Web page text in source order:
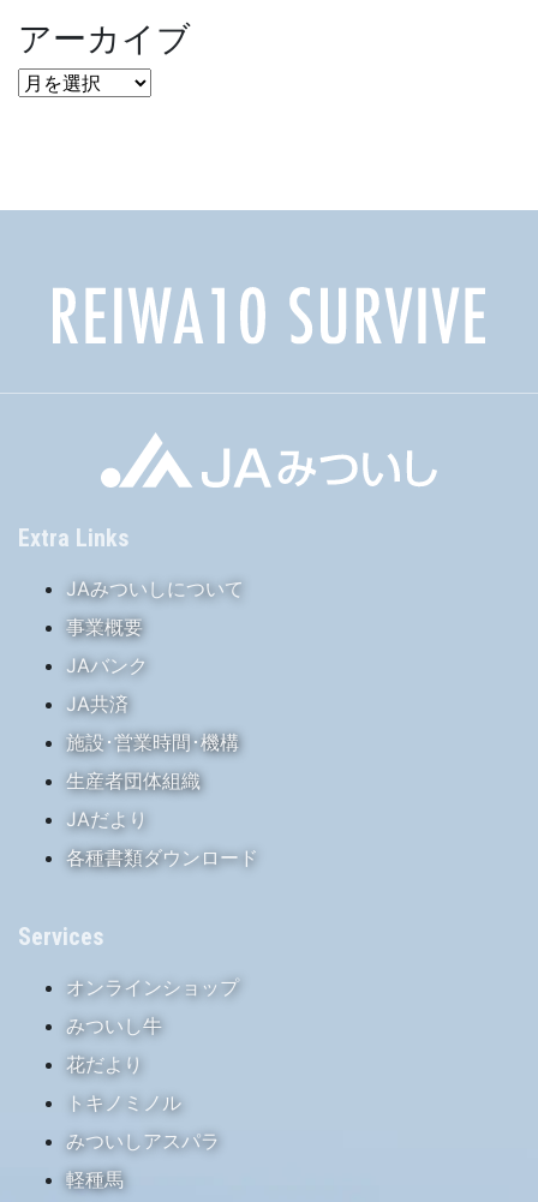
アーカイブ
ア
Extra Links
JAみついしについて
事業概要
JAバンク
JA共済
施設･営業時間･機構
生産者団体組織
JAだより
各種書類ダウンロード
Services
オンラインショップ
みついし牛
花だより
トキノミノル
みついしアスパラ
軽種馬